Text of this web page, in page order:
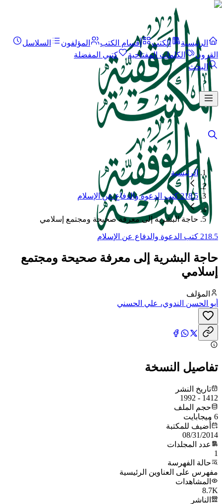
الرئيسية الكتب أقسام الكتب المؤلفون
السلاسل
القرون
الكلمات المفتاحية
كتبي المفضلة
البحث
الرئيسية
218.5 كتب الدعوة والدفاع عن الإسلام
حاجة البشرية إلى معرفة صحيحة ومجتمع إسلامي
218.5 كتب الدعوة والدفاع عن الإسلام
حاجة البشرية إلى معرفة صحيحة ومجتمع
إسلامي
المؤلف
أبو الحسن الندوي، علي الحسني
تفاصيل النسخة
تاريخ النشر
1412 - 1992
حجم الملف
6 ميجابايت
أُضيف للمكتبة
08/31/2014
عدد المجلدات
1
حالة الفهرسة
مفهرس على العناوين الرئيسية
المشاهدات
8.7K
الناشر